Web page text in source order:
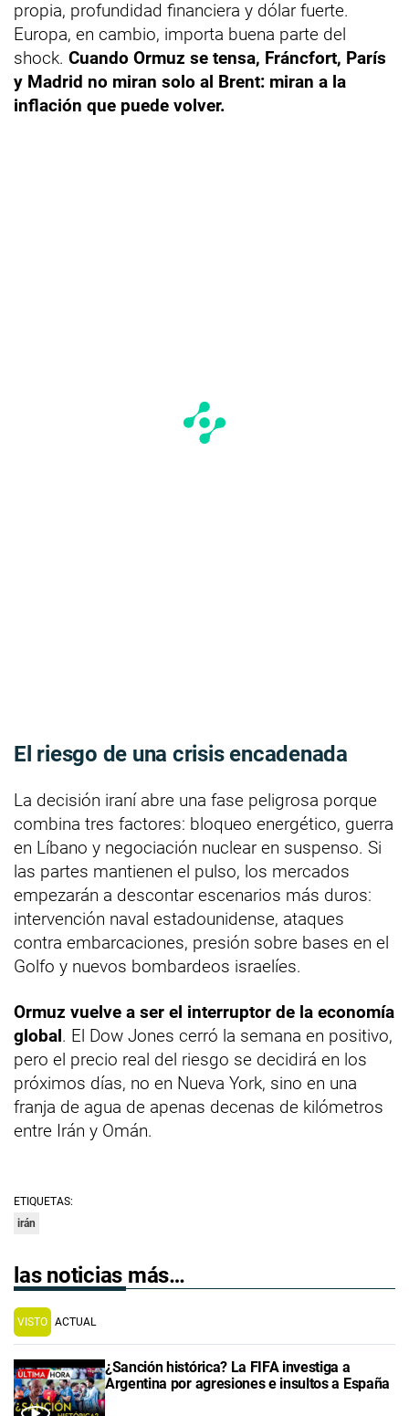
propia, profundidad financiera y dólar fuerte.
Europa, en cambio, importa buena parte del
shock. Cuando Ormuz se tensa, Fráncfort, París
y Madrid no miran solo al Brent: miran a la
inflación que puede volver.
El riesgo de una crisis encadenada
La decisión iraní abre una fase peligrosa porque
combina tres factores: bloqueo energético, guerra
en Líbano y negociación nuclear en suspenso. Si
las partes mantienen el pulso, los mercados
empezarán a descontar escenarios más duros:
intervención naval estadounidense, ataques
contra embarcaciones, presión sobre bases en el
Golfo y nuevos bombardeos israelíes.
Ormuz vuelve a ser el interruptor de la economía
global. El Dow Jones cerró la semana en positivo,
pero el precio real del riesgo se decidirá en los
próximos días, no en Nueva York, sino en una
franja de agua de apenas decenas de kilómetros
entre Irán y Omán.
ETIQUETAS:
irán
las noticias más…
VISTO ACTUAL
¿Sanción histórica? La FIFA investiga a
Argentina por agresiones e insultos a España